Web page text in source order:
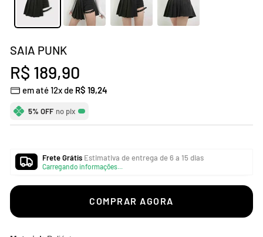
SAIA PUNK
Preço
promocional
R$ 189,90
em até 12x de R$ 19,24
5% OFF no pix
Frete Grátis Estimativa de entrega de 6 a 15 dias
Carregando informações...
COMPRAR AGORA